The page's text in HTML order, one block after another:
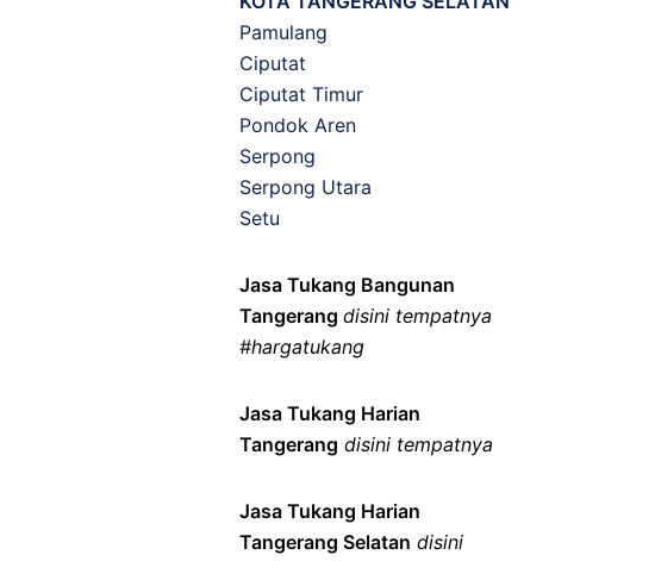
Pamulang
Ciputat
Ciputat Timur
Pondok Aren
Serpong
Serpong Utara
Setu
Jasa Tukang Bangunan
Tangerang disini tempatnya
#hargatukang
Jasa Tukang Harian
Tangerang disini tempatnya
Jasa Tukang Harian
Tangerang Selatan disini